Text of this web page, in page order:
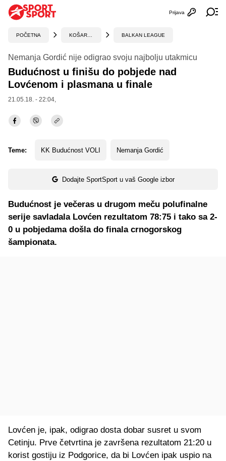
Otvori
Prijava
POČETNA BALKAN LEAGUE
Nemanja Gordić nije odigrao svoju najbolju utakmicu
Budućnost u finišu do pobjede nad
Lovćenom i plasmana u finale
21.05.18. - 22:04,
Teme: KK Budućnost VOLI Nemanja Gordić
Dodajte SportSport u vaš Google izbor
Budućnost je večeras u drugom meču polufinalne
serije savladala Lovćen rezultatom 78:75 i tako sa 2-
0 u pobjedama došla do finala crnogorskog
šampionata.
Lovćen je, ipak, odigrao dosta dobar susret u svom
Cetinju. Prve četvrtina je završena rezultatom 21:20 u
korist gostiju iz Podgorice, da bi Lovćen ipak uspio na